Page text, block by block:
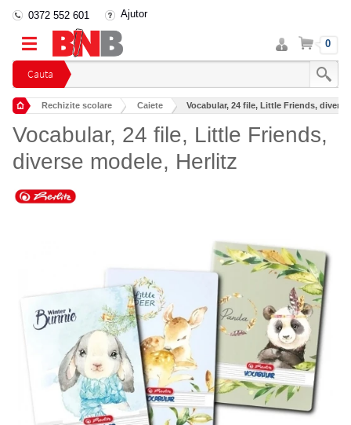
Cauta
0372 552 601 Ajutor
Intra
in
cont
Cos 0
Rechizite scolare Caiete Vocabular, 24 file, Little Friends,
Vocabular, 24 file, Little Friends,
diverse modele, Herlitz